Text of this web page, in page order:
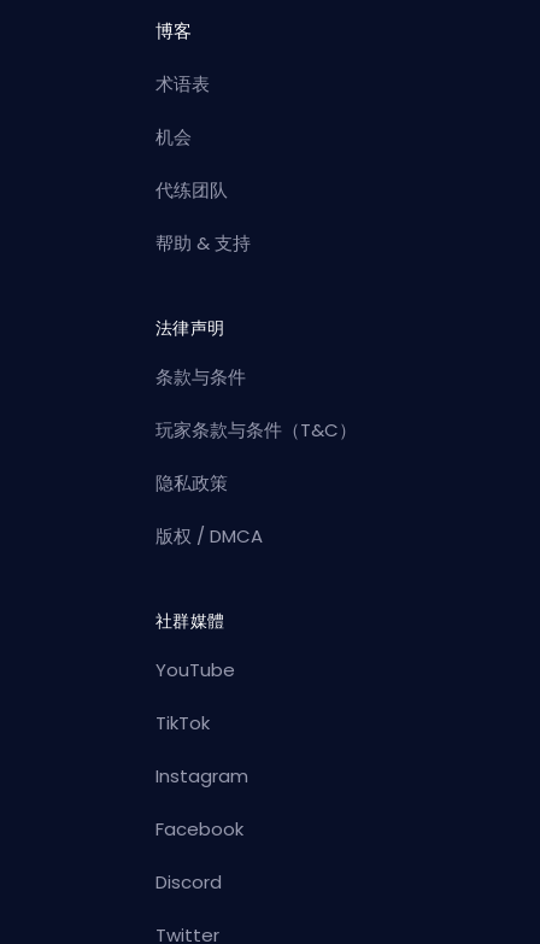
博客
术语表
机会
代练团队
帮助 & 支持
法律声明
条款与条件
玩家条款与条件（T&C）
隐私政策
版权 / DMCA
社群媒體
YouTube
TikTok
Instagram
Facebook
Discord
Twitter